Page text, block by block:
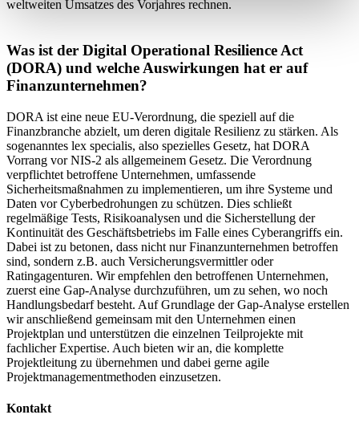
weltweiten Umsatzes des Vorjahres rechnen.
Was ist der Digital Operational Resilience Act
(DORA) und welche Auswirkungen hat er auf
Finanzunternehmen?
DORA ist eine neue EU-Verordnung, die speziell auf die
Finanzbranche abzielt, um deren digitale Resilienz zu stärken. Als
sogenanntes lex specialis, also spezielles Gesetz, hat DORA
Vorrang vor NIS-2 als allgemeinem Gesetz. Die Verordnung
verpflichtet betroffene Unternehmen, umfassende
Sicherheitsmaßnahmen zu implementieren, um ihre Systeme und
Daten vor Cyberbedrohungen zu schützen. Dies schließt
regelmäßige Tests, Risikoanalysen und die Sicherstellung der
Kontinuität des Geschäftsbetriebs im Falle eines Cyberangriffs ein.
Dabei ist zu betonen, dass nicht nur Finanzunternehmen betroffen
sind, sondern z.B. auch Versicherungsvermittler oder
Ratingagenturen. Wir empfehlen den betroffenen Unternehmen,
zuerst eine Gap-Analyse durchzuführen, um zu sehen, wo noch
Handlungsbedarf besteht. Auf Grundlage der Gap-Analyse erstellen
wir anschließend gemeinsam mit den Unternehmen einen
Projektplan und unterstützen die einzelnen Teilprojekte mit
fachlicher Expertise. Auch bieten wir an, die komplette
Projektleitung zu übernehmen und dabei gerne agile
Projektmanagementmethoden einzusetzen.
Kontakt